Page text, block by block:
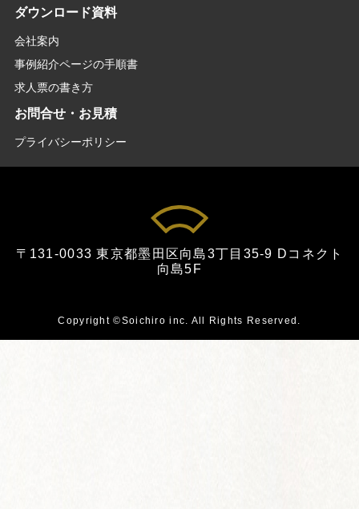
ダウンロード資料
会社案内
事例紹介ページの手順書
求人票の書き方
お問合せ・お見積
プライバシーポリシー
〒131-0033 東京都墨田区向島3丁目35-9 Dコネクト
向島5F
Copyright Soichiro inc. All Rights Reserved.